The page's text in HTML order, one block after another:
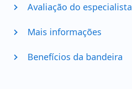
Avaliação do especialista
Mais informações
Benefícios da bandeira